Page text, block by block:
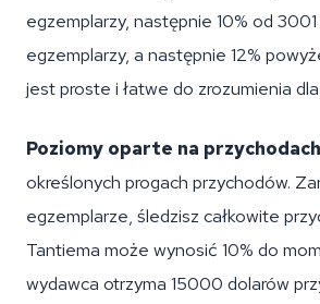
egzemplarzy, następnie 10% od
egzemplarzy, a następnie 12%
jest proste i łatwe do zrozumienia
Poziomy oparte na przychodach
określonych progach przychodów.
egzemplarze, śledzisz całkowite
Tantiema może wynosić 10% do
wydawca otrzyma 15000 dolarów